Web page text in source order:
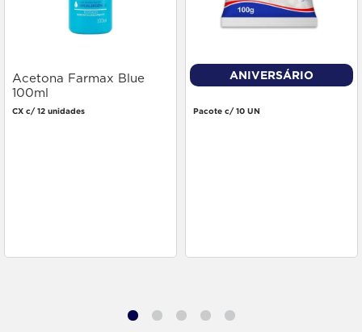
Acetona Farmax Blue
100ml
CX c/ 12 unidades
ANIVERSÁRIO
Algodão Apolo Bola 100g
Pacote c/ 10 UN